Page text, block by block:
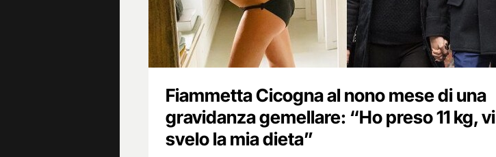
Fiammetta Cicogna al nono mese di una
gravidanza gemellare: “Ho preso 11 kg, vi
svelo la mia dieta”